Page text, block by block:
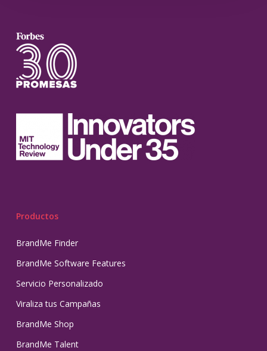
Productos
BrandMe Finder
BrandMe Software Features
Servicio Personalizado
Viraliza tus Campañas
BrandMe Shop
BrandMe Talent